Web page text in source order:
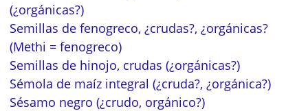
(¿orgánicas?)
Semillas de fenogreco, ¿crudas?, ¿orgánicas?
(Methi = fenogreco)
Semillas de hinojo, crudas (¿orgánicas?)
Sémola de maíz integral (¿cruda?, ¿orgánica?)
Sésamo negro (¿crudo, orgánico?)